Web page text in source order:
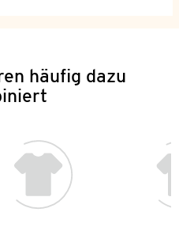
häufig dazu